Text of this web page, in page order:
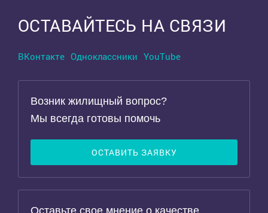
ОСТАВАЙТЕСЬ НА СВЯЗИ
ВКонтакте Одноклассники YouTube
Возник жилищный вопрос?
Мы всегда готовы помочь
ОСТАВИТЬ ЗАЯВКУ
Оставьте свое мнение о качестве